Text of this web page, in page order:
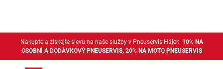
Nakupte a získejte slevu na naše služby v Pneuservis Hájek: 10% NA
OSOBNÍ A DODÁVKOVÝ PNEUSERVIS, 20% NA MOTO PNEUSERVIS